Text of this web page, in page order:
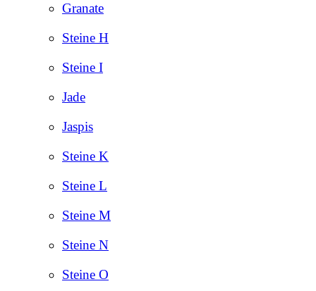
Granate
Steine H
Steine I
Jade
Jaspis
Steine K
Steine L
Steine M
Steine N
Steine O